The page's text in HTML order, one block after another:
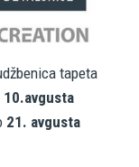
tapeta
10.avgusta
21. avgusta